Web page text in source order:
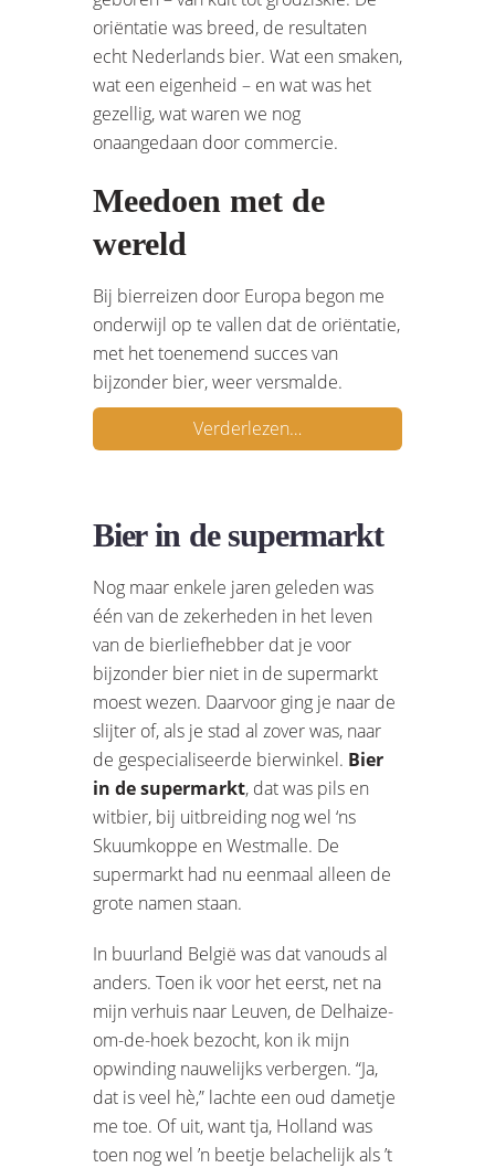
oriëntatie was breed, de resultaten
echt Nederlands bier. Wat een smaken,
wat een eigenheid – en wat was het
gezellig, wat waren we nog
onaangedaan door commercie.
Meedoen met de
wereld
Bij bierreizen door Europa begon me
onderwijl op te vallen dat de oriëntatie,
met het toenemend succes van
bijzonder bier, weer versmalde.
Verderlezen…
Bier in de supermarkt
Nog maar enkele jaren geleden was
één van de zekerheden in het leven
van de bierliefhebber dat je voor
bijzonder bier niet in de supermarkt
moest wezen. Daarvoor ging je naar de
slijter of, als je stad al zover was, naar
de gespecialiseerde bierwinkel. Bier
in de supermarkt, dat was pils en
witbier, bij uitbreiding nog wel ‘ns
Skuumkoppe en Westmalle. De
supermarkt had nu eenmaal alleen de
grote namen staan.
In buurland België was dat vanouds al
anders. Toen ik voor het eerst, net na
mijn verhuis naar Leuven, de Delhaize-
om-de-hoek bezocht, kon ik mijn
opwinding nauwelijks verbergen. “Ja,
dat is veel hè,” lachte een oud dametje
me toe. Of uit, want tja, Holland was
toen nog wel ’n beetje belachelijk als ’t